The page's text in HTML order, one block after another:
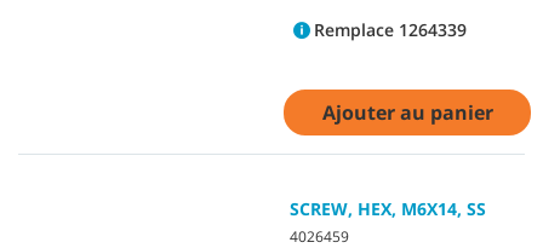
Remplace 1264339
Ajouter au panier
SCREW, HEX, M6X14, SS
4026459